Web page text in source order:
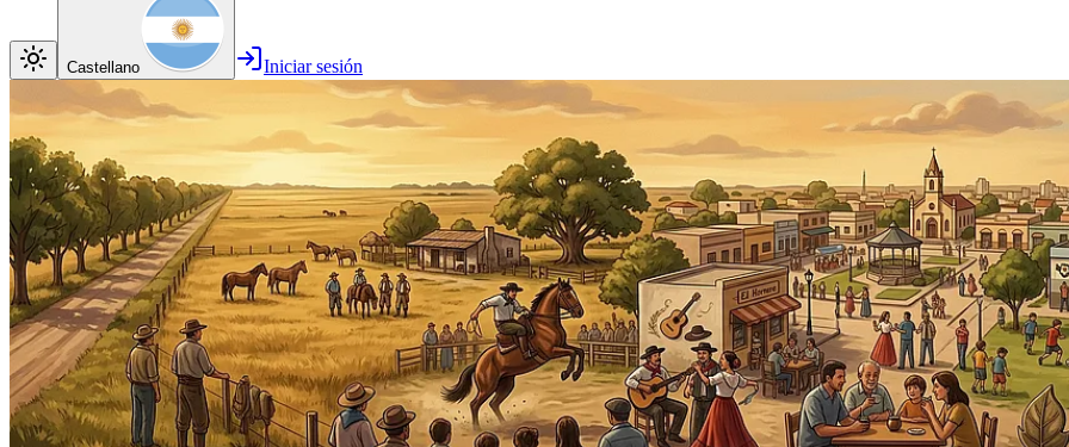
Castellano Iniciar sesión